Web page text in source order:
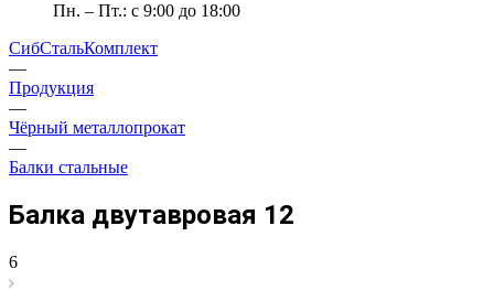
Пн. – Пт.: с 9:00 до 18:00
СибСтальКомплект
—
Продукция
—
Чёрный металлопрокат
—
Балки стальные
Балка двутавровая 12
6